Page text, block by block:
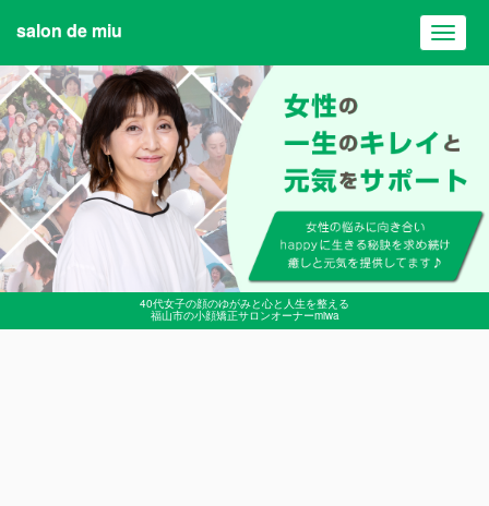
40代女子の顔のゆがみと心と人生を整える
福山市の小顔矯正サロンオーナーmiwa
salon de miu